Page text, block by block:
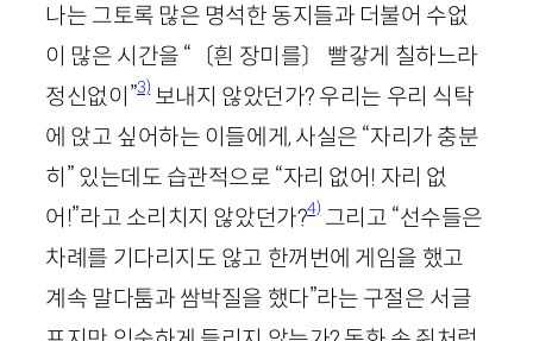
나는 그토록 많은 명석한 동지들과 더불어 수없
이 많은 시간을 “〔흰 장미를〕 빨갛게 칠하느라
정신없이”3)보내지 않았던가? 우리는 우리 식탁
에 앉고 싶어하는 이들에게, 사실은 “자리가 충분
히” 있는데도 습관적으로 “자리 없어! 자리 없
어!”라고 소리치지 않았던가?4)그리고 “선수들은
차례를 기다리지도 않고 한꺼번에 게임을 했고
계속 말다툼과 쌈박질을 했다”라는 구절은 서글